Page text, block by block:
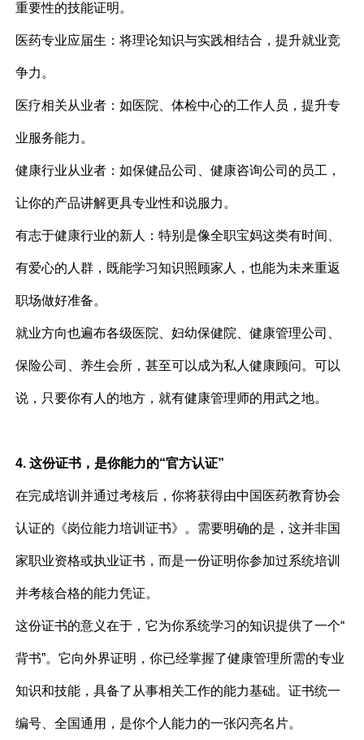
重要性的技能证明。
医药专业应届生：将理论知识与实践相结合，提升就业竞
争力。
医疗相关从业者：如医院、体检中心的工作人员，提升专
业服务能力。
健康行业从业者：如保健品公司、健康咨询公司的员工，
让你的产品讲解更具专业性和说服力。
有志于健康行业的新人：特别是像全职宝妈这类有时间、
有爱心的人群，既能学习知识照顾家人，也能为未来重返
职场做好准备。
就业方向也遍布各级医院、妇幼保健院、健康管理公司、
保险公司、养生会所，甚至可以成为私人健康顾问。可以
说，只要你有人的地方，就有健康管理师的用武之地。
4. 这份证书，是你能力的“官方认证”
在完成培训并通过考核后，你将获得由中国医药教育协会
认证的《岗位能力培训证书》。需要明确的是，这并非国
家职业资格或执业证书，而是一份证明你参加过系统培训
并考核合格的能力凭证。
这份证书的意义在于，它为你系统学习的知识提供了一个“
背书”。它向外界证明，你已经掌握了健康管理所需的专业
知识和技能，具备了从事相关工作的能力基础。证书统一
编号、全国通用，是你个人能力的一张闪亮名片。